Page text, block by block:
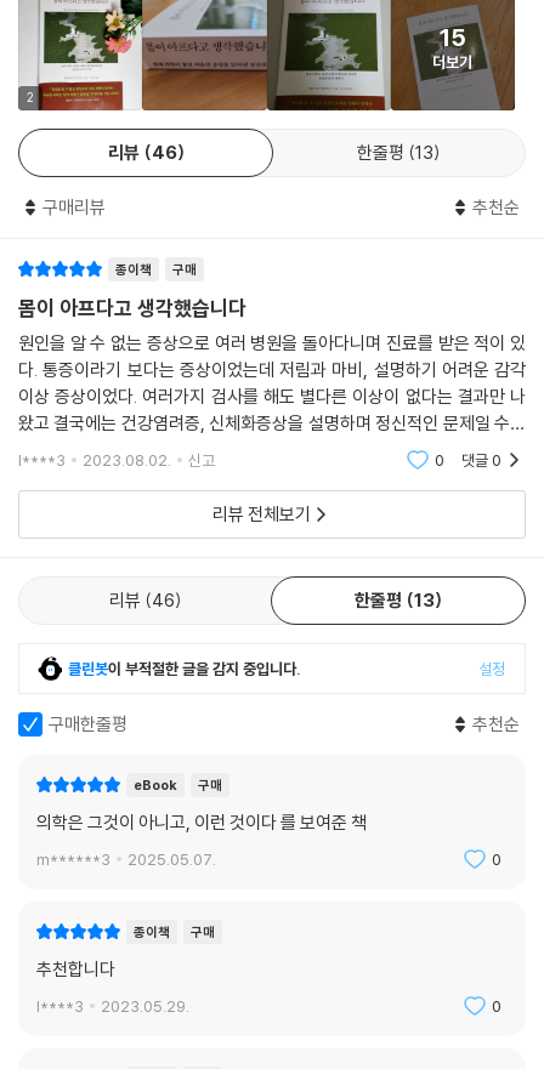
으며 진정으로 그들의 몸과 마음 모두를 치유하는 의사가 되고 싶다는 생
각에 정신과 의사가 되기로 결심한다. 이후 저자는 종합병원의 정신과 진
료소에서, 병원 내 각종 분과에서 증상의 원인을 알아내지 못한 환자들의
정신을 감정하는 일을 하게 된다. 이 일을 통해 건강은 신체적 측면과 심리
적 측면 양측이 모두 적용되며, 두 요소가 서로 영향을 주고받는 것이라는
것을 깨달았다고 저자는 말한다.
이 책은 저자가 만났던 수많은 환자들의 이야기를 묶어낸 책으로, 종합병
그들을 치료하는 과정을 생생하게 보여준다. 저자는 마음의 고통이 어떻게
몸으로 이어지는지, 무엇이 그 고통을 더욱 깊게 하는지, 고통에서 벗어나
려면 어떤 과정이 필요한지 의학적인 시선으로 예리하게 살핀다. “환자가
무슨 병에 걸렸는지 고민하지 말고 그 병이 어떤 사람에게 생기는지 고민
하라”고 말한 영국 의학자 윌리엄 오슬러의 말처럼, 이 책은 우리의 성격과
정신 건강이 어떻게 우리의 삶을 좌우하는지 새로운 관점으로 접근하게 도
와주는, 치유와 회복을 위한 첫걸음과도 같은 책이다.
마음의 고통은 어떻게 몸의 고통으로 이어지는가
고통에서 벗어나 온전한 삶으로 향하는 치유와 회복의 여정
저자가 속한 종합병원에서 정신과는 ‘원인 불명의 증상’으로 고통 받는 환
자들이 가장 마지막으로 찾는 곳이다. 환자들을 만나 그들이 어떤 일을 겪
었고 마음 상태가 어떤지 당사자의 이야기에 귀를 기울이며 치료한 결과,
저자는 이런 환자들에게 신체의 상태를 점검하는 일 못지않게 내밀한 심리
치료가 필요하며, 무엇보다도 환자 스스로도 모르던 마음속 결핍을 채우는
일이 중요하다는 것을 알았다. 어지럼증을 호소하며 병원을 찾은 한 환자
과, 이비인후과까지 전문의 6명을 거치고도 그 원인이 밝혀지지 않아 결국
정신과 진료소로 왔다(60쪽). 업무도, 약혼도 미뤄두고 온갖 스캔과 검사
에 몰두한 그에게 남은 것은 불안, 분노, 악화된 건강 상태. 저자는 그를 만
주 만에 완전히 정상으로 돌아왔다.
사실 능숙한 의사는 보통 메모를 힐끗 보기만 해도 환자가 호소하는 신체
2
15
더보기
리뷰 46 한줄평 13
구매리뷰 추천순
종이책 구매
몸이 아프다고 생각했습니다
원인을 알 수 없는 증상으로 여러 병원을 돌아다니며 진료를 받은 적이 있
다. 통증이라기 보다는 증상이었는데 저림과 마비, 설명하기 어려운 감각
이상 증상이었다. 여러가지 검사를 해도 별다른 이상이 없다는 결과만 나
왔고 결국에는 건강염려증, 신체화증상을 설명하며 정신적인 문제일 수도
있다는 소견을 들었다. 그러면서 최근 크게 신경쓰거나 스트레스 받은 경
l****3 2023.08.02. 신고 0 댓글0
리뷰 전체보기
리뷰 46 한줄평 13
클린봇이 부적절한 글을 감지 중입니다. 설정
구매한줄평 추천순
eBook 구매
의학은 그것이 아니고, 이런 것이다 를 보여준 책
m******3 2025.05.07. 0
종이책 구매
추천합니다
l****3 2023.05.29. 0